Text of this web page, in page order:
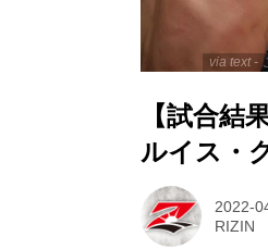
via text -
【試合結
ルイス・
2022-
RIZIN